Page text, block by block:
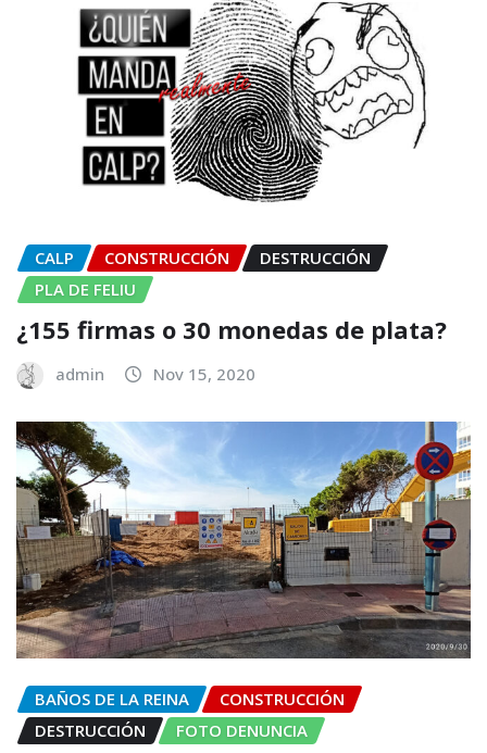
CALP CONSTRUCCIÓN
DESTRUCCIÓN
PLA DE FELIU
¿155 firmas o 30 monedas de plata?
admin Nov 15, 2020
BAÑOS DE LA REINA
CONSTRUCCIÓN
DESTRUCCIÓN
FOTO DENUNCIA